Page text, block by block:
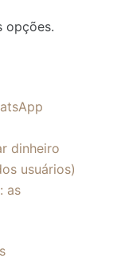
opções.
dinheiro
usuários)
as